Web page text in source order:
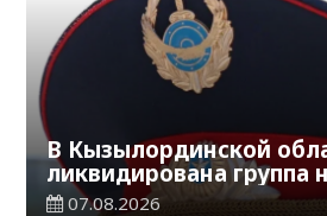
В Кызылординской
ликвидирована группа
добытчиков золота
07.08.2026